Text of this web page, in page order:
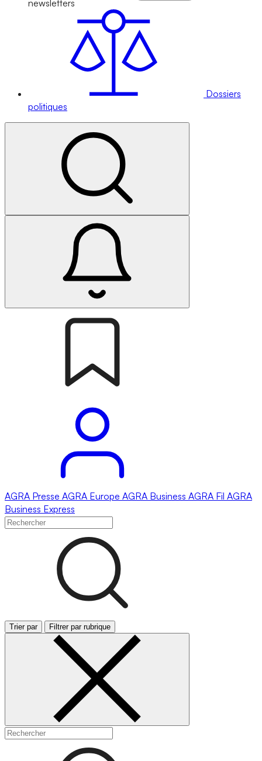
newsletters
Dossiers
politiques
AGRA Presse AGRA Europe AGRA Business AGRA Fil AGRA
Business Express
Trier par Filtrer par rubrique